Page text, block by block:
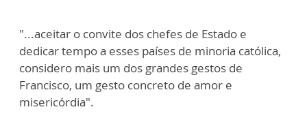
"...aceitar o convite dos chefes de Estado e
dedicar tempo a esses países de minoria católica,
considero mais um dos grandes gestos de
Francisco, um gesto concreto de amor e
misericórdia".